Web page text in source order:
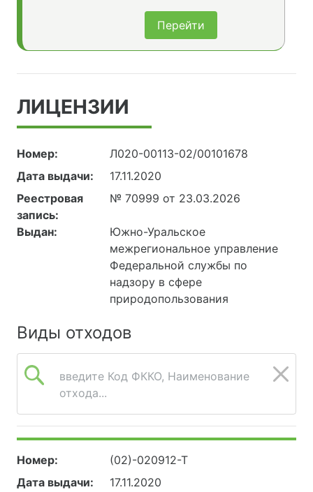
Перейти
ЛИЦЕНЗИИ
Номер:
Л020-00113-02/00101678
Дата выдачи:
17.11.2020
Реестровая
запись:
№ 70999 от 23.03.2026
Выдан:
Южно-Уральское
межрегиональное управление
Федеральной службы по
надзору в сфере
природопользования
Виды отходов
введите Код ФККО, Наименование
отхода...
Номер:
(02)-020912-Т
Дата выдачи:
17.11.2020